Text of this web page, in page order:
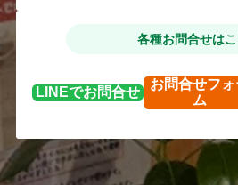
各種お問合せは
LINEでお問合せ
お問合せフォ
ム